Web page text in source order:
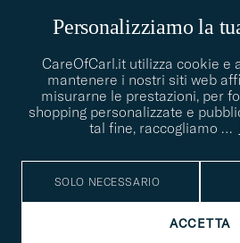
Personalizziamo la
CareOfCarl.it utilizza cookie e
mantenere i nostri siti web
misurarne le prestazioni, per
shopping personalizzate e
tal fine, raccogliamo …
SOLO NECESSARIO
ACCETTA
contact@careofcarl.com
CONSIGLI DI STILE
aiutare, siamo felici di farlo!